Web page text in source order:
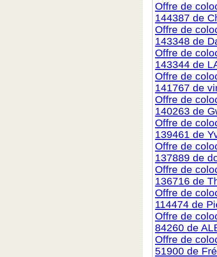
Offre de
144387 de
Offre de
143348 de
Offre de
143344 de
Offre de
141767 de
Offre de
140263 de
Offre de
139461 de
Offre de
137889 de
Offre de
136716 de
Offre de
114474 de
Offre de
84260 de
Offre de
51900 de